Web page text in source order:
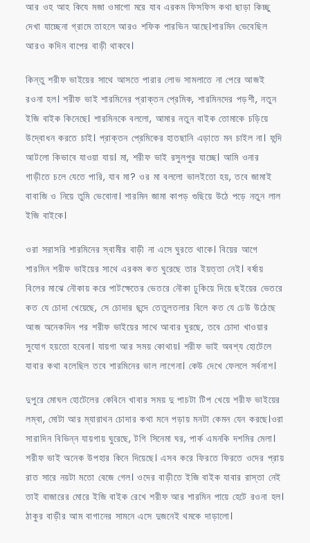
আর ওহ আহ কিযে মজা ওমাগো মরে যাব এরকম ফিসফিস কথা ছাড়া কিচ্ছু
দেখা যাচ্ছেনা গ্রামে তাহলে আরও শফিক পারভিন আছে।শারমিন ভেবেছিল
আরও কদিন বাপের বাড়ী থাকবে।
কিন্তু শরীফ ভাইয়ের সাথে আসতে পারার লোভ সামলাতে না পেরে আজই
রওনা হল। শরীফ ভাই শারমিনের প্রাক্তন প্রেমিক, শারমিনদের পড়শী, নতুন
ইজি বাইক কিনেছে। শারমিনকে বললো, আমার নতুন বাইক তোমাকে চড়িয়ে
উদ্বোধন করতে চাই। প্রাক্তন প্রেমিকের হাতছানি এড়াতে মন চাইল না। ফন্দি
আটলো কিভাবে যাওয়া যায়। মা, শরীফ ভাই রসুলপুর যাচ্ছে। আমি ওনার
গাড়ীতে চলে যেতে পারি, যাব মা? ওর মা বললো ভালইতো হয়, তবে জামাই
বাবাজি ও নিয়ে তুমি ভেবোনা। শারমিন জামা কাপড় গুছিয়ে উঠে পড়ে নতুন লাল
ইজি বাইকে।
ওরা সরাসরি শারমিনের স্বামীর বাড়ী না এসে ঘুরতে থাকে। বিয়ের আগে
শারমিন শরীফ ভাইয়ের সাথে এরকম কত ঘুরেছে তার ইয়ত্তা নেই। বর্ষায়
বিলের মাঝে নৌকায় করে পাটক্ষেতের ভেতরে নৌকা ঢুকিয়ে দিয়ে ছইয়ের ভেতরে
কত যে চোদা খেয়েছে, সে চোদার ছন্দে তেতুলতলার বিলে কত যে ঢেউ উঠেছে
আজ অনেকদিন পর শরীফ ভাইয়ের সাথে আবার ঘুরছে, তবে চোদা খাওয়ার
সুযোগ হয়তো হবেনা। যায়গা আর সময় কোথায়। শরীফ ভাই অবশ্য হোটেলে
যাবার কথা বলেছিল তবে শারমিনের ভাল লাগেনা। কেউ দেখে ফেললে সর্বনাশ।
দুপুরে মোঘল হোটেলের কেবিনে খাবার সময় দু পাচটা টিপ খেয়ে শরীফ ভাইয়ের
লম্বা, মোটা আর ম্যারাথন চোদার কথা মনে পড়ায় মনটা কেমন যেন করছে।ওরা
সারাদিন বিভিন্ন যায়গায় ঘুরেছে, টগি সিনেমা ঘর, পার্ক এমনকি দশমির মেলা।
শরীফ ভাই অনেক উপহার কিনে দিয়েছে। এসব করে ফিরতে ফিরতে ওদের প্রায়
রাত সারে নয়টা মতো বেজে গেল। ওদের বাড়ীতে ইজি বাইক যাবার রাস্তা নেই
তাই বাজারের মোরে ইজি বাইক রেখে শরীফ আর শারমিন পায়ে হেটে রওনা হল।
ঠাকুর বাড়ীর আম বাগানের সামনে এসে দুজনেই থমকে দাড়ালো।